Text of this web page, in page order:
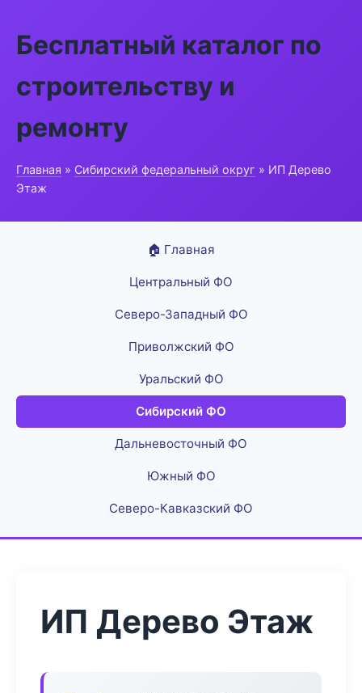
Бесплатный каталог по
строительству и
ремонту
Главная » Сибирский федеральный округ » ИП Дерево
Этаж
🏠 Главная
Центральный ФО
Северо-Западный ФО
Приволжский ФО
Уральский ФО
Сибирский ФО
Дальневосточный ФО
Южный ФО
Северо-Кавказский ФО
ИП Дерево Этаж